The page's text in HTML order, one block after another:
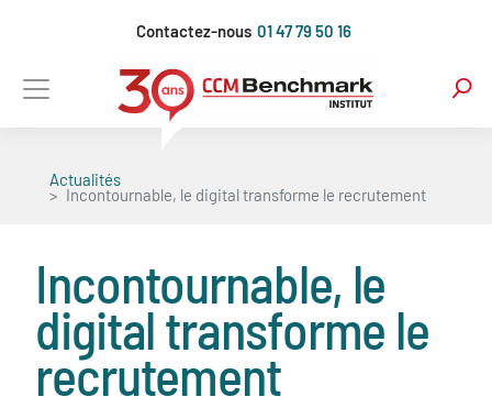
principal
Contactez-nous 01 47 79 50 16
Actualités
Incontournable, le digital transforme le recrutement
Incontournable, le
digital transforme le
recrutement